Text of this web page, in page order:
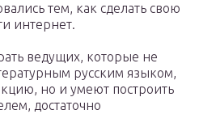
тем, как сделать свою
интернет.
ведущих, которые не
русским языком,
но и умеют построить
достаточно